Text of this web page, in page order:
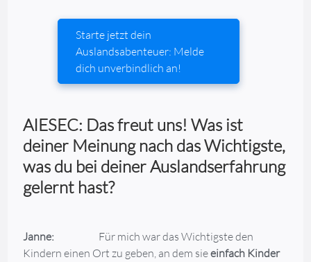
Starte jetzt dein
Auslandsabenteuer: Melde
dich unverbindlich an!
AIESEC: Das freut uns! Was ist
deiner Meinung nach das Wichtigste,
was du bei deiner Auslandserfahrung
gelernt hast?
Janne:
Für mich war das Wichtigste den
Kindern einen Ort zu geben, an dem sieeinfach Kinder